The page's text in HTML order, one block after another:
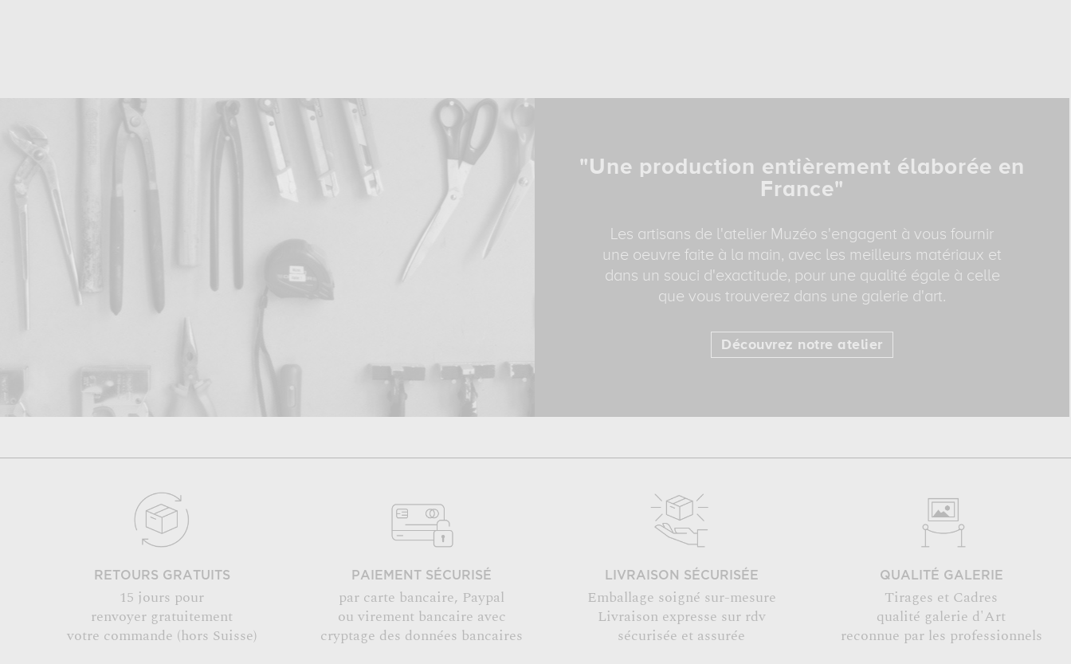
"Une production entièrement élaborée en
France"
Les artisans de l'atelier Muzéo s'engagent à vous fournir
une oeuvre faite à la main, avec les meilleurs matériaux et
dans un souci d'exactitude, pour une qualité égale à celle
que vous trouverez dans une galerie d'art.
Découvrez notre atelier
RETOURS GRATUITS
15 jours pour
renvoyer gratuitement
votre commande (hors Suisse)
PAIEMENT SÉCURISÉ
par carte bancaire, Paypal
ou virement bancaire avec
cryptage des données bancaires
LIVRAISON SÉCURISÉE
Emballage soigné sur-mesure
Livraison expresse sur rdv
sécurisée et assurée
QUALITÉ GALERIE
Tirages et Cadres
qualité galerie d'Art
reconnue par les professionnels